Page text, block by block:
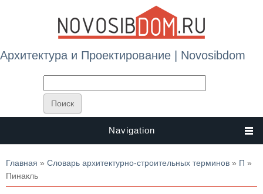
Архитектура и Проектирование | Novosibdom
Navigation
Вы здесь
Главная » Словарь архитектурно-строительных терминов » П »
Пинакль